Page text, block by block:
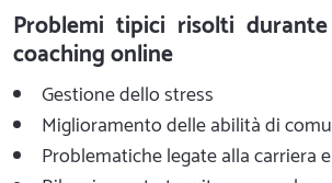
Problemi tipici risolti
coaching online
Gestione dello stress
Miglioramento delle abilità di
Problematiche legate alla carriera